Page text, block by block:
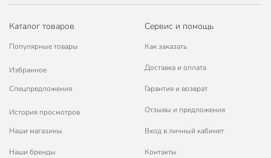
марок.
Каталог товаров
Популярные товары
Избранное
Спецпредложения
История просмотров
Наши магазины
Наши бренды
Сервис и помощь
Как заказать
Доставка и оплата
Гарантия и возврат
Отзывы и предложения
Вход в личный кабинет
Контакты